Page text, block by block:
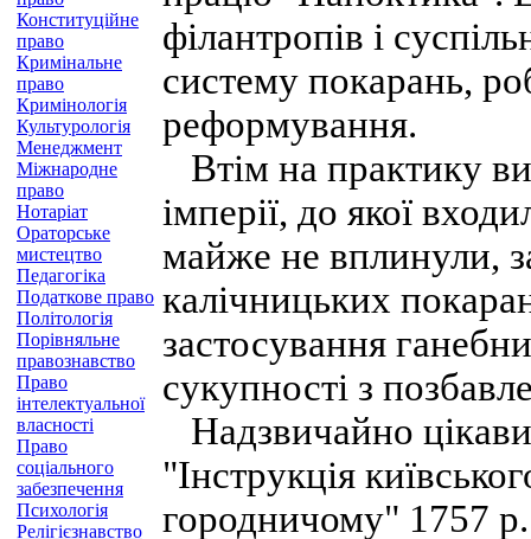
Конституційне
право
Кримінальне
право
Кримінологія
Культурологія
Менеджмент
Міжнародне
право
Нотаріат
Ораторське
мистецтво
Педагогіка
Податкове право
Політологія
Порівняльне
правознавство
Право
інтелектуальної
власності
Право
соціального
забезпечення
Психологія
Релігієзнавство
філантропів і
систему покарань,
реформування.
Втім на практику
імперії, до якої
майже не вплинули,
калічницьких
застосування
сукупності з
Надзвичайно
"Інструкція
городничому" 1757